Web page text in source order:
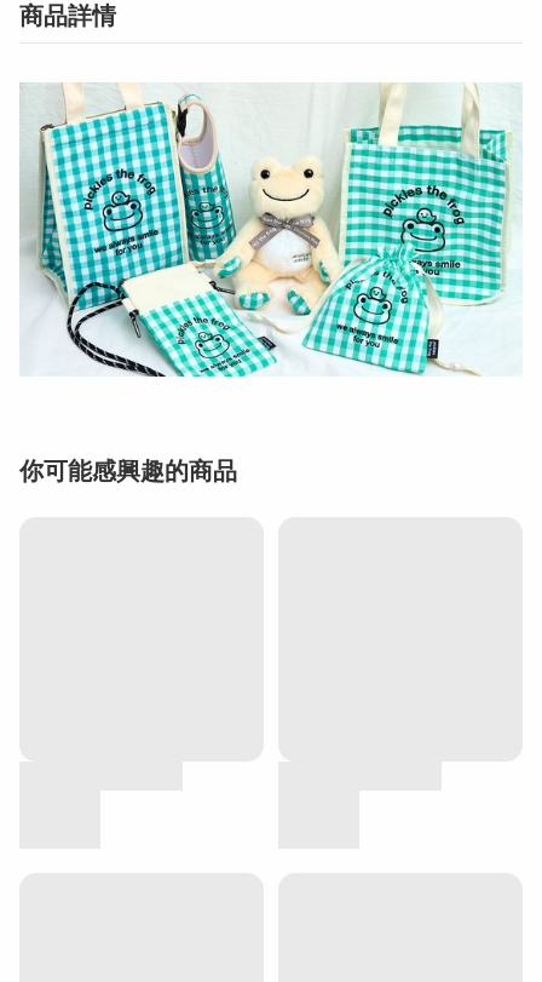
商品詳情
你可能感興趣的商品